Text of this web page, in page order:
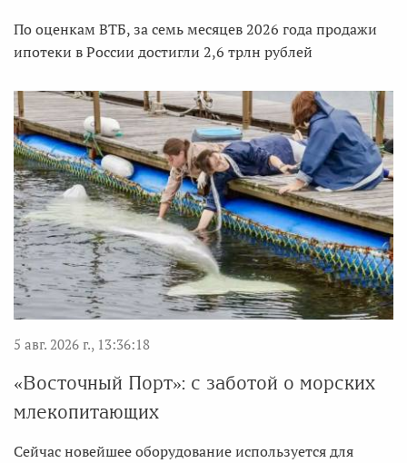
По оценкам ВТБ, за семь месяцев 2026 года продажи
ипотеки в России достигли 2,6 трлн рублей
5 авг. 2026 г., 13:36:18
«Восточный Порт»: с заботой о морских
млекопитающих
Сейчас новейшее оборудование используется для